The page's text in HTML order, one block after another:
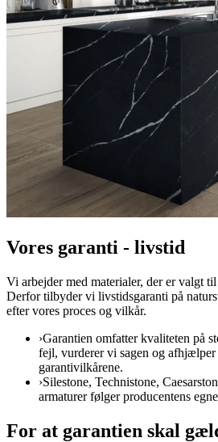
Vores garanti - livstid
Vi arbejder med materialer, der er valgt
Derfor tilbyder vi livstidsgaranti på
efter vores proces og vilkår.
›Garantien omfatter kvaliteten på
fejl, vurderer vi sagen og afhjælper
garantivilkårene.
›Silestone, Technistone,
armaturer følger producentens
For at garantien skal